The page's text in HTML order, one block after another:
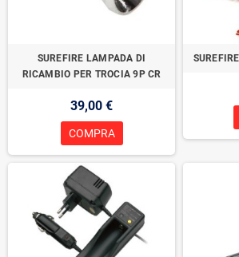
SUREFIRE LAMPADA DI
RICAMBIO PER TROCIA 9P CR
39,00 €
COMPRA